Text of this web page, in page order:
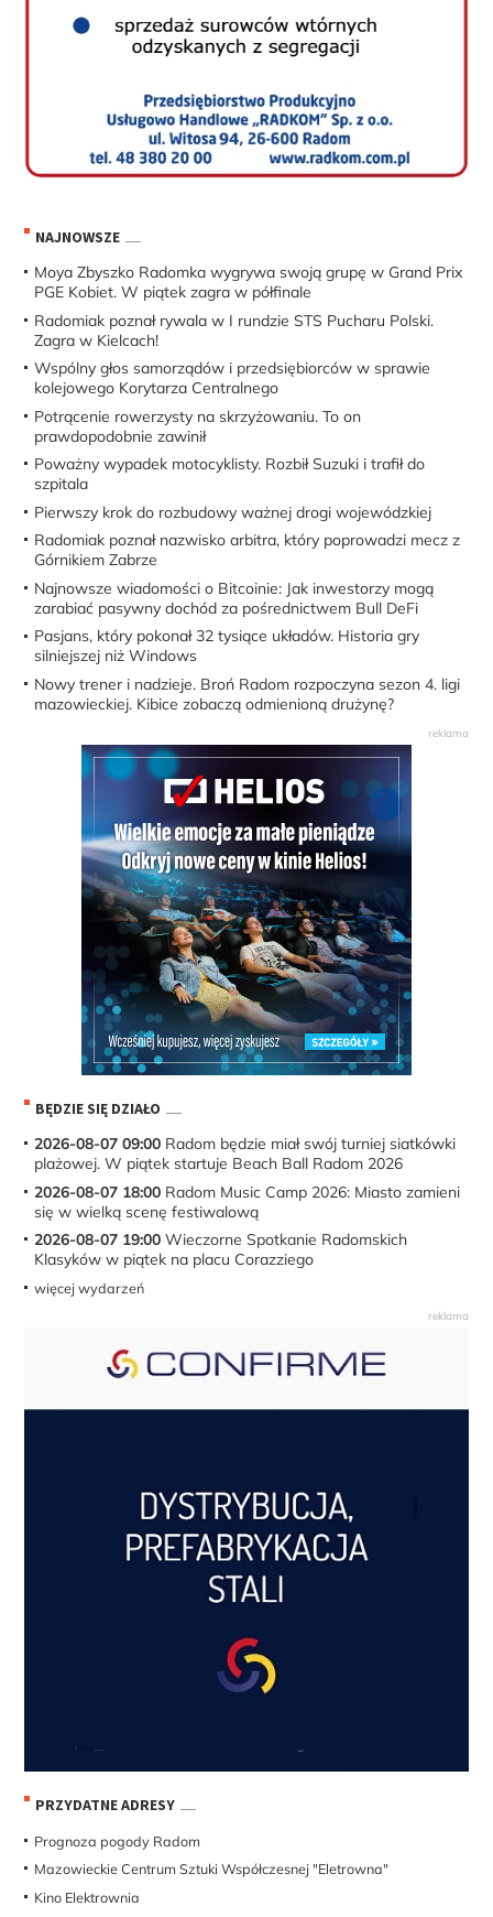
NAJNOWSZE
Moya Zbyszko Radomka wygrywa swoją grupę w Grand Prix
PGE Kobiet. W piątek zagra w półfinale
Radomiak poznał rywala w I rundzie STS Pucharu Polski.
Zagra w Kielcach!
Wspólny głos samorządów i przedsiębiorców w sprawie
kolejowego Korytarza Centralnego
Potrącenie rowerzysty na skrzyżowaniu. To on
prawdopodobnie zawinił
Poważny wypadek motocyklisty. Rozbił Suzuki i trafił do
szpitala
Pierwszy krok do rozbudowy ważnej drogi wojewódzkiej
Radomiak poznał nazwisko arbitra, który poprowadzi mecz z
Górnikiem Zabrze
Najnowsze wiadomości o Bitcoinie: Jak inwestorzy mogą
zarabiać pasywny dochód za pośrednictwem Bull DeFi
Pasjans, który pokonał 32 tysiące układów. Historia gry
silniejszej niż Windows
Nowy trener i nadzieje. Broń Radom rozpoczyna sezon 4. ligi
mazowieckiej. Kibice zobaczą odmienioną drużynę?
BĘDZIE SIĘ DZIAŁO
2026-08-07 09:00 Radom będzie miał swój turniej siatkówki
plażowej. W piątek startuje Beach Ball Radom 2026
2026-08-07 18:00 Radom Music Camp 2026: Miasto zamieni
się w wielką scenę festiwalową
2026-08-07 19:00 Wieczorne Spotkanie Radomskich
Klasyków w piątek na placu Corazziego
więcej wydarzeń
PRZYDATNE ADRESY
Prognoza pogody Radom
Mazowieckie Centrum Sztuki Współczesnej "Eletrowna"
Kino Elektrownia